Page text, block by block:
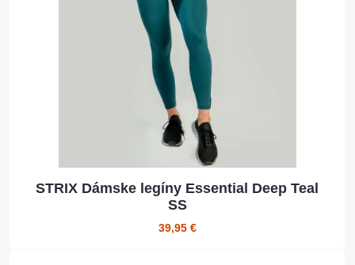
STRIX Dámske legíny Essential Deep Teal
SS
39,95 €